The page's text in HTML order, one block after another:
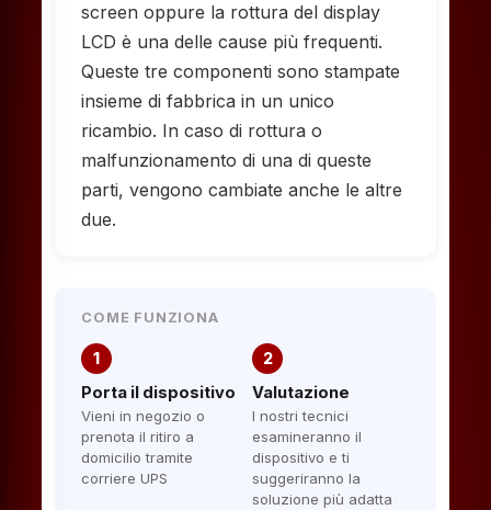
screen oppure la rottura del display
LCD è una delle cause più frequenti.
Queste tre componenti sono stampate
insieme di fabbrica in un unico
ricambio. In caso di rottura o
malfunzionamento di una di queste
parti, vengono cambiate anche le altre
due.
COME FUNZIONA
1
Porta il dispositivo
Vieni in negozio o
prenota il ritiro a
domicilio tramite
corriere UPS
2
Valutazione
I nostri tecnici
esamineranno il
dispositivo e ti
suggeriranno la
soluzione più adatta